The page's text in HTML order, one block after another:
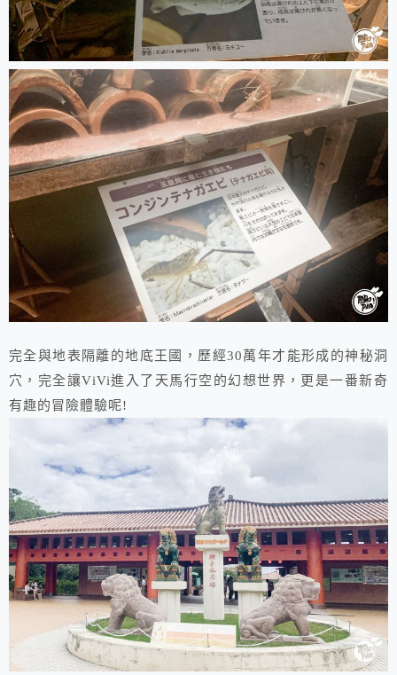
完全與地表隔離的地底王國，歷經30萬年才能形成的神秘洞
穴，完全讓ViVi進入了天馬行空的幻想世界，更是一番新奇
有趣的冒險體驗呢!